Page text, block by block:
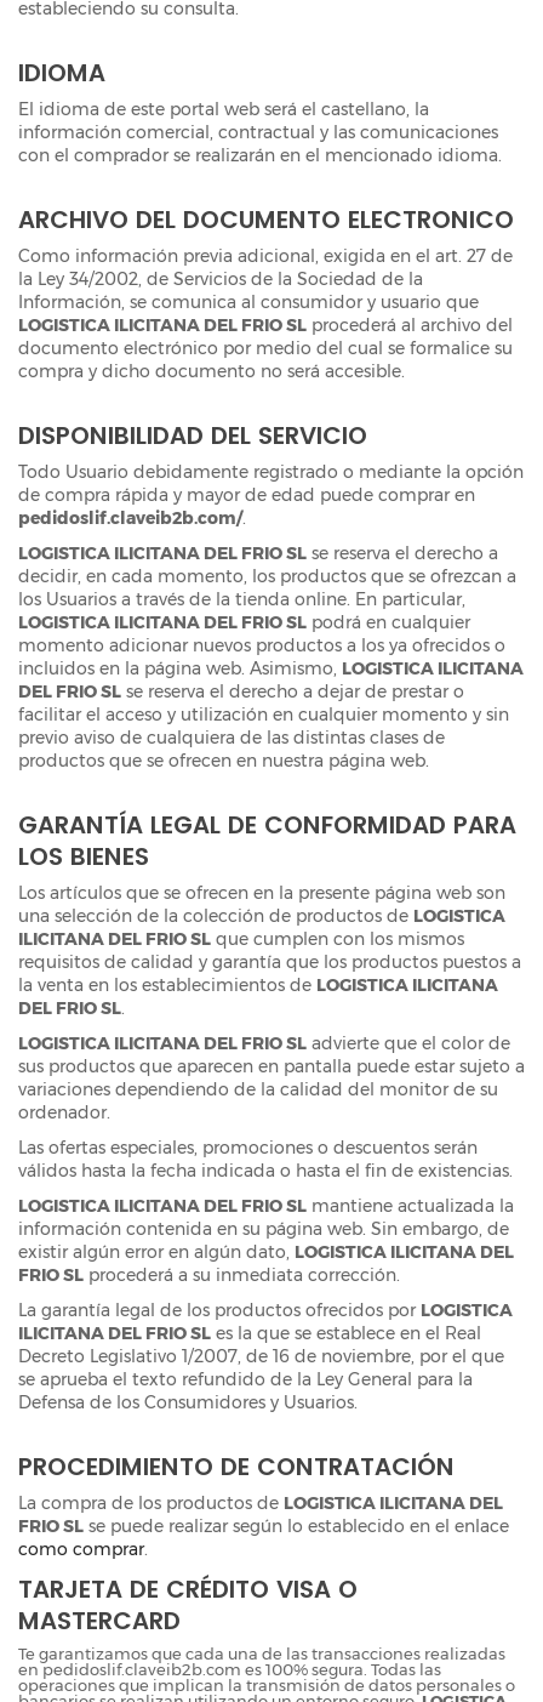
estableciendo su consulta.
IDIOMA
El idioma de este portal web será el castellano, la
información comercial, contractual y las comunicaciones
con el comprador se realizarán en el mencionado idioma.
ARCHIVO DEL DOCUMENTO ELECTRONICO
Como información previa adicional, exigida en el art. 27 de
la Ley 34/2002, de Servicios de la Sociedad de la
Información, se comunica al consumidor y usuario que
LOGISTICA ILICITANA DEL FRIO SL procederá al archivo del
documento electrónico por medio del cual se formalice su
compra y dicho documento no será accesible.
DISPONIBILIDAD DEL SERVICIO
Todo Usuario debidamente registrado o mediante la opción
de compra rápida y mayor de edad puede comprar en
pedidoslif.claveib2b.com/.
LOGISTICA ILICITANA DEL FRIO SL se reserva el derecho a
decidir, en cada momento, los productos que se ofrezcan a
los Usuarios a través de la tienda online. En particular,
LOGISTICA ILICITANA DEL FRIO SL podrá en cualquier
momento adicionar nuevos productos a los ya ofrecidos o
incluidos en la página web. Asimismo, LOGISTICA ILICITANA
DEL FRIO SL se reserva el derecho a dejar de prestar o
facilitar el acceso y utilización en cualquier momento y sin
previo aviso de cualquiera de las distintas clases de
productos que se ofrecen en nuestra página web.
GARANTÍA LEGAL DE CONFORMIDAD PARA
LOS BIENES
Los artículos que se ofrecen en la presente página web son
una selección de la colección de productos de LOGISTICA
ILICITANA DEL FRIO SL que cumplen con los mismos
requisitos de calidad y garantía que los productos puestos a
la venta en los establecimientos de LOGISTICA ILICITANA
DEL FRIO SL.
LOGISTICA ILICITANA DEL FRIO SL advierte que el color de
sus productos que aparecen en pantalla puede estar sujeto a
variaciones dependiendo de la calidad del monitor de su
ordenador.
Las ofertas especiales, promociones o descuentos serán
válidos hasta la fecha indicada o hasta el fin de existencias.
LOGISTICA ILICITANA DEL FRIO SL mantiene actualizada la
información contenida en su página web. Sin embargo, de
existir algún error en algún dato, LOGISTICA ILICITANA DEL
FRIO SL procederá a su inmediata corrección.
La garantía legal de los productos ofrecidos por LOGISTICA
ILICITANA DEL FRIO SL es la que se establece en el Real
Decreto Legislativo 1/2007, de 16 de noviembre, por el que
se aprueba el texto refundido de la Ley General para la
Defensa de los Consumidores y Usuarios.
PROCEDIMIENTO DE CONTRATACIÓN
La compra de los productos de LOGISTICA ILICITANA DEL
FRIO SL se puede realizar según lo establecido en el enlace
como comprar.
TARJETA DE CRÉDITO VISA O
MASTERCARD
Te garantizamos que cada una de las transacciones realizadas
en pedidoslif.claveib2b.com es 100% segura. Todas las
operaciones que implican la transmisión de datos personales o